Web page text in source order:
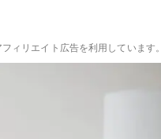
ィリエイト広告を利用しています。